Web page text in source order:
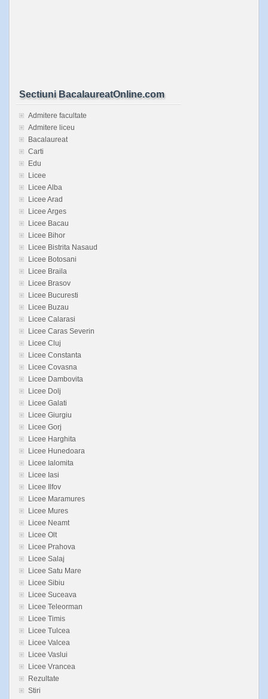
Sectiuni BacalaureatOnline.com
Admitere facultate
Admitere liceu
Bacalaureat
Carti
Edu
Licee
Licee Alba
Licee Arad
Licee Arges
Licee Bacau
Licee Bihor
Licee Bistrita Nasaud
Licee Botosani
Licee Braila
Licee Brasov
Licee Bucuresti
Licee Buzau
Licee Calarasi
Licee Caras Severin
Licee Cluj
Licee Constanta
Licee Covasna
Licee Dambovita
Licee Dolj
Licee Galati
Licee Giurgiu
Licee Gorj
Licee Harghita
Licee Hunedoara
Licee Ialomita
Licee Iasi
Licee Ilfov
Licee Maramures
Licee Mures
Licee Neamt
Licee Olt
Licee Prahova
Licee Salaj
Licee Satu Mare
Licee Sibiu
Licee Suceava
Licee Teleorman
Licee Timis
Licee Tulcea
Licee Valcea
Licee Vaslui
Licee Vrancea
Rezultate
Stiri